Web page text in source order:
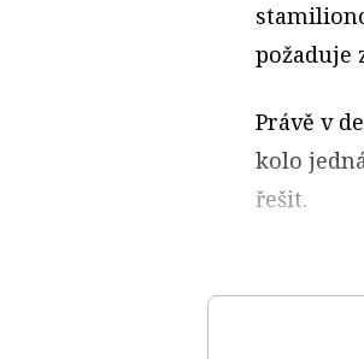
požaduje
Právě v
kolo
řešit.